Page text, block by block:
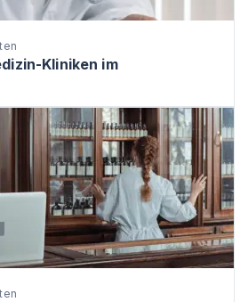
Kliniken im